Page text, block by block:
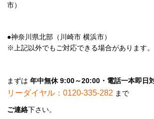
市）
●神奈川県北部（川崎市 横浜市）
※上記以外でもご対応できる場合があります。
まずは 年中無休 9:00～20:00・電話一本即日
リーダイヤル：0120-335-282 まで
ご連絡下さい。